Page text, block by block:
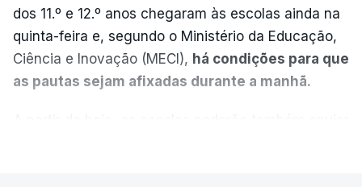
dos 11.º e 12.º anos chegaram às escolas ainda na
quinta-feira e, segundo o Ministério da Educação,
Ciência e Inovação (MECI), há condições para que
as pautas sejam afixadas durante a manhã.